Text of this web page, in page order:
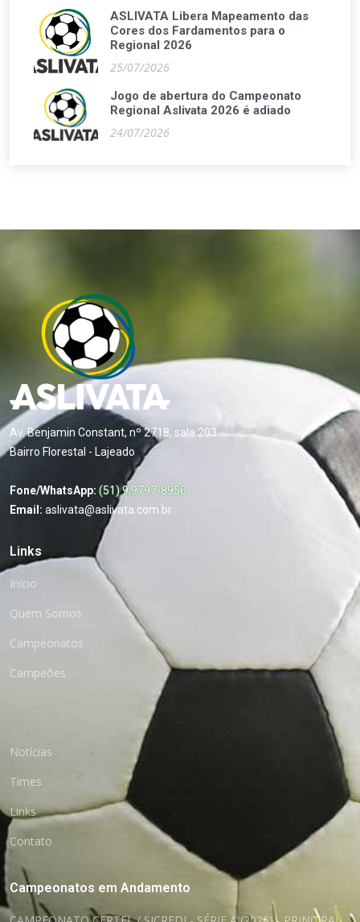
ASLIVATA Libera Mapeamento das
Cores dos Fardamentos para o
Regional 2026
25/07/2026
Jogo de abertura do Campeonato
Regional Aslivata 2026 é adiado
24/07/2026
Av. Benjamin Constant, nº 2718, sala 203
Bairro Florestal - Lajeado
Fone/WhatsApp: (51) 9 9797-8950
Email: aslivata@aslivata.com.br
Links
Início
Quem Somos
Campeonatos
Campeões
Notícias
Times
Links
Contato
Campeonatos em Andamento